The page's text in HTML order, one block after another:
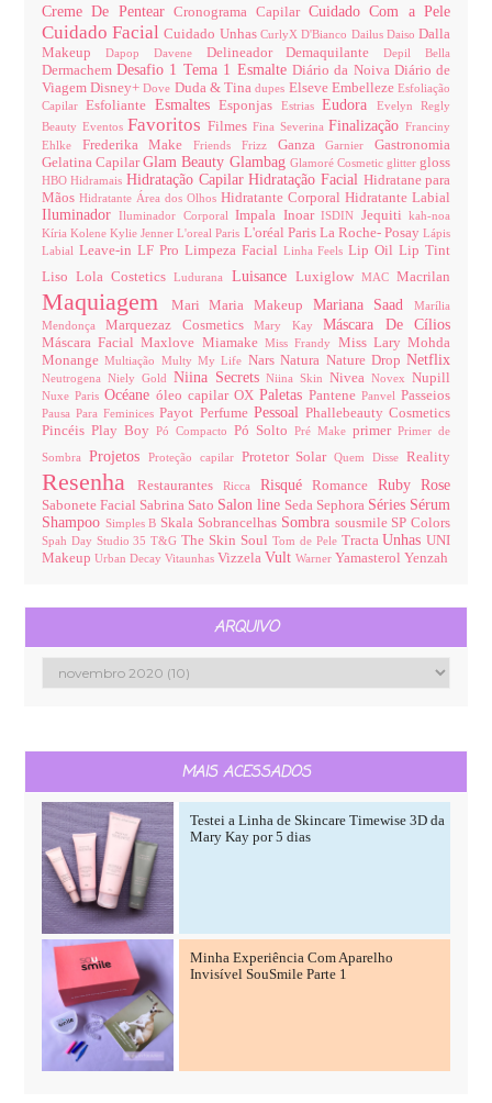
Creme De PentearCronograma Capilar Cuidado Com a Pele
Cuidado FacialCuidado UnhasCurlyXD'Bianco Dailus DaisoDalla
Makeup
Dapop Davene DelineadorDemaquilanteDepil Bella
DermachemDesafio 1 Tema 1 Esmalte Diário da Noiva Diário de
ViagemDisney+Dove Duda & Tinadupes ElseveEmbellezeEsfoliação
CapilarEsfoliante EsmaltesEsponjas Estrias Eudora
Evelyn Regly
Beauty Eventos FavoritosFilmes Fina Severina FinalizaçãoFranciny
Ehlke Frederika MakeFriends Frizz GanzaGarnierGastronomia
Gelatina CapilarGlam Beauty Glambag Glamoré Cosmeticglitter gloss
HBOHidramais Hidratação CapilarHidratação Facial Hidratane para
Mãos Hidratante Área dos OlhosHidratante CorporalHidratante Labial
IluminadorIluminador CorporalImpala InoarISDIN Jequitikah-noa
Kíria KoleneKylie JennerL'oreal Paris L'oréal Paris La Roche- PosayLápis
Labial Leave-in LF Pro Limpeza Facial Linha FeelsLip OilLip Tint
Liso Lola CosteticsLudurana Luisance LuxiglowMACMacrilan
Maquiagem Mari Maria Makeup Mariana SaadMarília
MendonçaMarquezaz CosmeticsMary Kay Máscara De Cílios
Máscara FacialMaxlove MiamakeMiss Frandy Miss LaryMohda
MonangeMultiação Multy My Life NarsNatura Nature DropNetflix
Neutrogena Niely Gold Niina SecretsNiina SkinNiveaNovexNupill
Nuxe Paris Océane óleo capilarOXPaletasPantenePanvelPasseios
Pausa Para FeminicesPayot Perfume PessoalPhallebeauty Cosmetics
Pincéis Play Boy Pó Compacto Pó SoltoPré MakeprimerPrimer de
Sombra Projetos Proteção capilar Protetor SolarQuem DisseReality
ResenhaRestaurantes Ricca RisquéRomance Ruby Rose
Sabonete Facial Sabrina Sato Salon line Seda Sephora Séries Sérum
Shampoo Simples B Skala Sobrancelhas Sombra sousmile SP Colors
Spah Day Studio 35T&GThe Skin Soul Tom de Pele TractaUnhasUNI
Makeup Urban Decay Vitaunhas Vizzela Vult Warner Yamasterol Yenzah
ARQUIVO
MAIS ACESSADOS
Testei a Linha de Skincare Timewise 3D da
Mary Kay por 5 dias
Minha Experiência Com Aparelho
Invisível SouSmile Parte 1